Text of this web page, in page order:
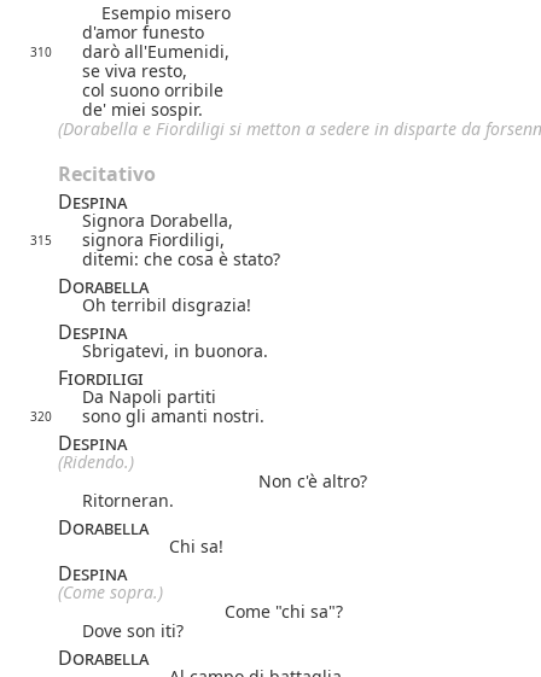
Esempio misero
d'amor funesto
310
darò all'Eumenidi,
se viva resto,
col suono orribile
de' miei sospir.
(Dorabella e Fiordiligi si metton a sedere in disparte da
Recitativo
Despina
Signora Dorabella,
315
signora Fiordiligi,
ditemi: che cosa è stato?
Dorabella
Oh terribil disgrazia!
Despina
Sbrigatevi, in buonora.
Fiordiligi
Da Napoli partiti
320 sono gli amanti nostri.
Despina
(Ridendo.)
Non c'è altro?
Ritorneran.
Dorabella
Chi sa!
Despina
(Come sopra.)
Come "chi sa"?
Dove son iti?
Dorabella